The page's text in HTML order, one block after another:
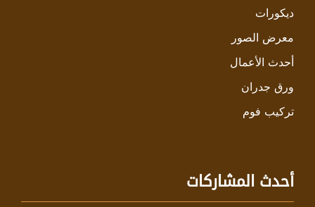
ديكورات
معرض الصور
أحدث الأعمال
ورق جدران
تركيب فوم
أحدث المشاركات